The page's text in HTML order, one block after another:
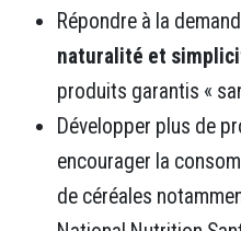
Répondre à la
naturalité et
produits garantis «
Développer plus de
encourager la
de céréales